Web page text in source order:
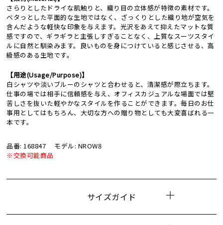
さらりとしたドライな肌触りと、織り目の立体感が特徴の素材です。
ベタっとした平面的な生地ではなく、ざっくりとした織り地が空気を
含んだような軽快な印象を与えます。光沢をあえて抑えたマットな質
感ですので、ギラギラと主張しすぎることなく、上質なスーツスタイ
ルに自然と馴染みます。良いものを身につけていると感じさせる、高
級感のある生地です。
【用途(Usage/Purpose)】
白シャツや淡いブルーのシャツと合わせると、清潔感が際立ちます。
仕事の場では相手に信頼感を与え、オフィスカジュアルな場面では堅
苦しさを抜いた軽やかなスタイルを作ることができます。毎日のお仕
事用としてはもちろん、大切な方への贈り物としても大変喜ばれる一
本です。
品番: 168847
モデル: NROW8
※交換可能商品
サイズガイド